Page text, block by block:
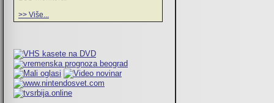
>> Više...